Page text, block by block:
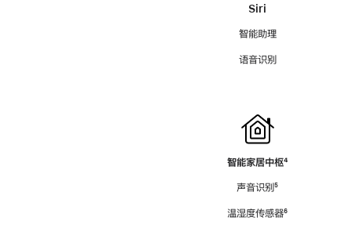
Siri
智能助理
语音识别
智能家居中枢脚
⁴
声音识别脚
⁵
温湿度传感器脚
⁶